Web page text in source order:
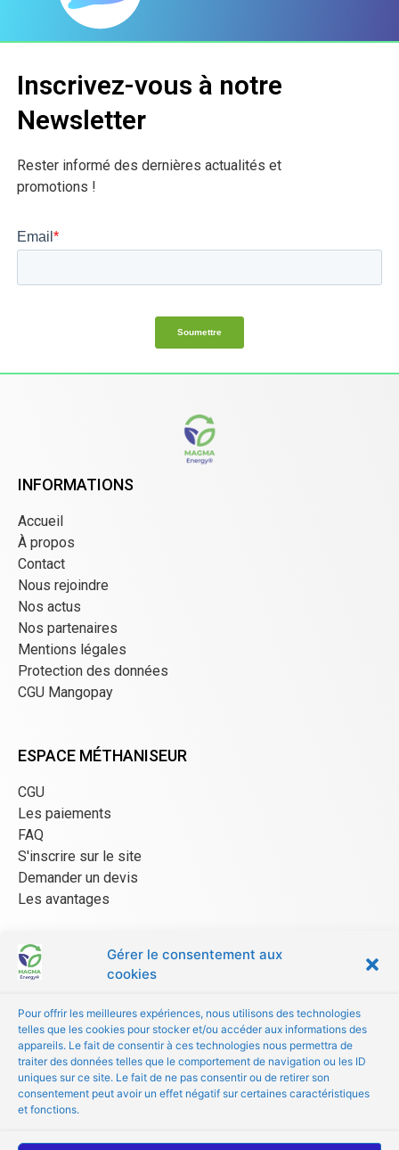
Gérer le consentement aux
cookies
Pour offrir les meilleures expériences, nous utilisons des technologies
telles que les cookies pour stocker et/ou accéder aux informations des
appareils. Le fait de consentir à ces technologies nous permettra de
traiter des données telles que le comportement de navigation ou les ID
uniques sur ce site. Le fait de ne pas consentir ou de retirer son
consentement peut avoir un effet négatif sur certaines caractéristiques
et fonctions.
Inscrivez-vous à notre
Newsletter
Rester informé des dernières actualités et
promotions !
INFORMATIONS
Accueil
À propos
Contact
Nous rejoindre
Nos actus
Nos partenaires
Mentions légales
Protection des données
CGU Mangopay
ESPACE MÉTHANISEUR
CGU
Les paiements
FAQ
S'inscrire sur le site
Demander un devis
Les avantages
ESPACE FOURNISSEUR
Être référencé
Les avantages
FAQ
© Copyright 2024 MAGMA Energy